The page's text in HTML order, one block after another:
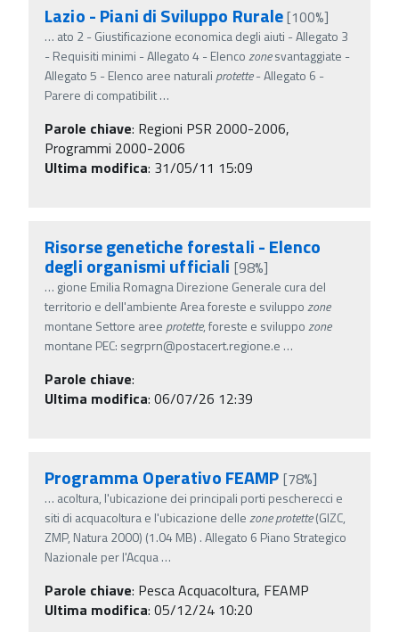
Lazio - Piani di Sviluppo Rurale[100%]
… ato 2 - Giustificazione economica degli aiuti - Allegato 3
- Requisiti minimi - Allegato 4 - Elencozonesvantaggiate -
Allegato 5 - Elenco aree naturali protette- Allegato 6 -
Parere di compatibilit…
Parole chiave: Regioni PSR 2000-2006,
Programmi 2000-2006
Ultima modifica: 31/05/11 15:09
Risorse genetiche forestali - Elenco
degli organismi ufficiali [98%]
… gione Emilia Romagna Direzione Generale cura del
territorio e dell'ambiente Area foreste e sviluppozone
montane Settore aree protette, foreste e sviluppozone
montane PEC: segrprn@postacert.regione.e …
Parole chiave:
Ultima modifica: 06/07/26 12:39
Programma Operativo FEAMP [78%]
… acoltura, l'ubicazione dei principali porti pescherecci e
siti di acquacoltura e l'ubicazione dellezoneprotette(GIZC,
ZMP, Natura 2000) (1.04 MB) . Allegato 6 Piano Strategico
Nazionale per l'Acqua…
Parole chiave: Pesca Acquacoltura, FEAMP
Ultima modifica: 05/12/24 10:20